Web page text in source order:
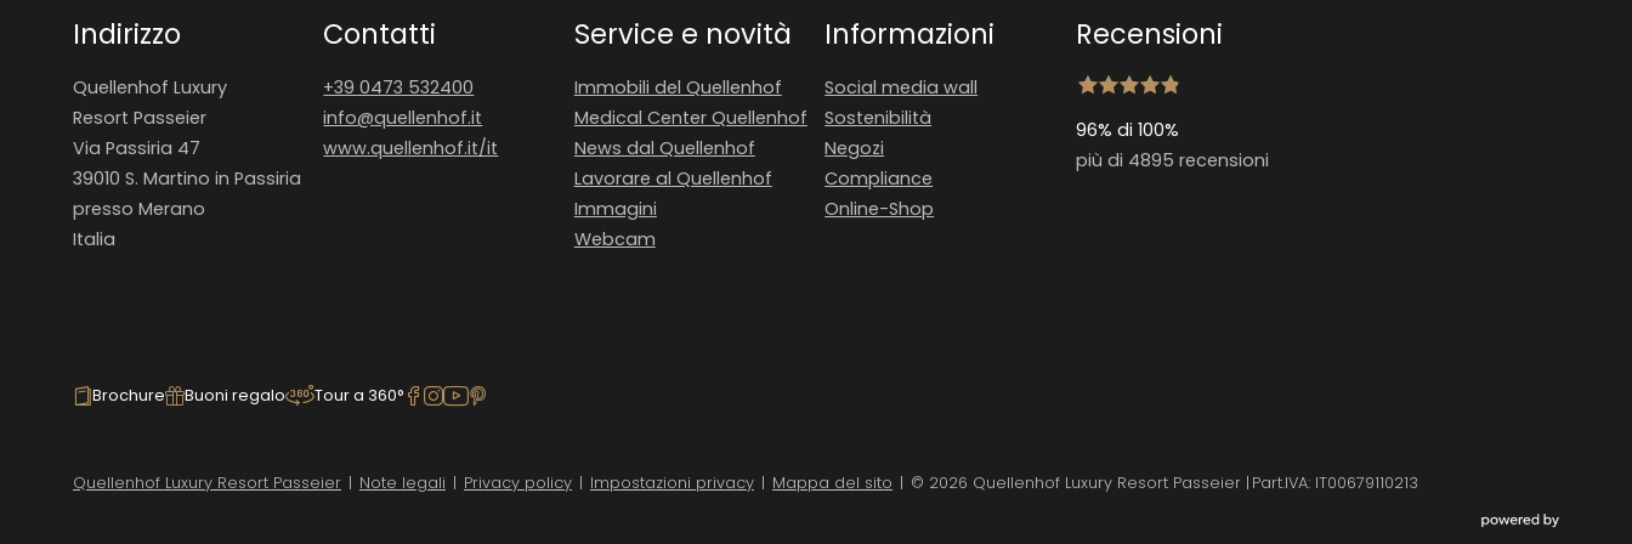
Indirizzo
Quellenhof Luxury
Resort Passeier
Via Passiria 47
39010 S. Martino in Passiria
presso Merano
Italia
Contatti
+39 0473 532400
info@quellenhof.it
www.quellenhof.it/it
Service e novità
Immobili del Quellenhof
Medical Center Quellenhof
News dal Quellenhof
Lavorare al Quellenhof
Immagini
Webcam
Informazioni
Social media wall
Sostenibilità
Negozi
Compliance
Online-Shop
Recensioni
96% di 100%
più di 4895 recensioni
Brochure Buoni regalo Tour a 360°
Quellenhof Luxury Resort Passeier | Note legali | Privacy policy | Impostazioni privacy | Mappa del sito | © 2026 Quellenhof Luxury Resort Passeier | Part.IVA: IT00679110213